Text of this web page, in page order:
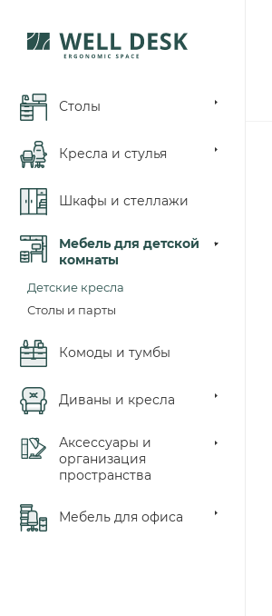
Столы
Кресла и стулья
Шкафы и стеллажи
Мебель для детской
комнаты
Детские кресла
Столы и парты
Комоды и тумбы
Диваны и кресла
Аксессуары и
организация
пространства
Мебель для офиса